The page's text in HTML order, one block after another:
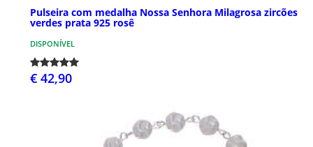
Pulseira com medalha Nossa Senhora Milagrosa zircões
verdes prata 925 rosê
DISPONÍVEL
€ 42,90